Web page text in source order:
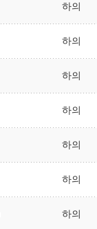
하의
하의
하의
하의
하의
하의
하의